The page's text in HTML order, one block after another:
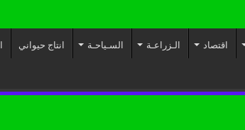
اقتصاد الـزراعـة السـياحـة انتاج حيواني